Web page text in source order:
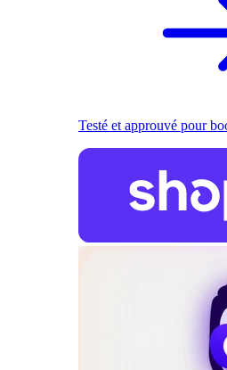
Testé et approuvé pour